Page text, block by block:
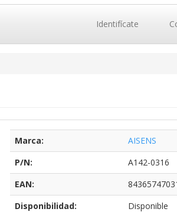
Identifícate
Marca:
AISENS
P/N:
A142-0316
EAN:
Disponibilidad:
Disponible